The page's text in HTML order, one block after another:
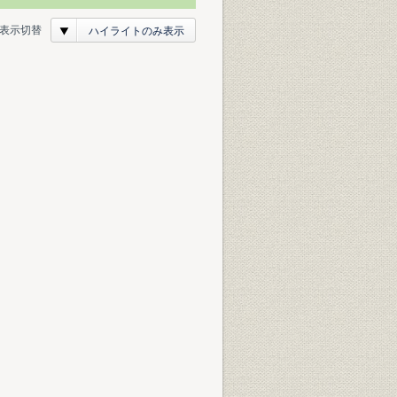
表示切替 ハイライトのみ表示